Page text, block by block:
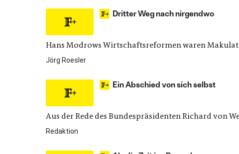
Dritter Weg nach nirgendwo
Hans Modrows Wirtschaftsreformen waren
Jörg Roesler
Ein Abschied von sich selbst
Aus der Rede des Bundespräsidenten Richard von
Redaktion